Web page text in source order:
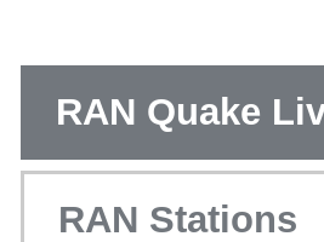
RAN Quake
RAN Stations